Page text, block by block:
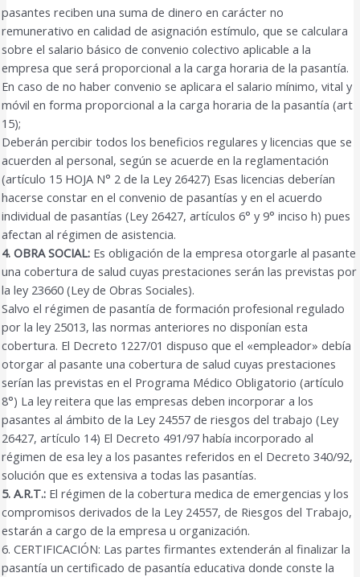
pasantes reciben una suma de dinero en carácter no
remunerativo en calidad de asignación estímulo, que se calculara
sobre el salario básico de convenio colectivo aplicable a la
empresa que será proporcional a la carga horaria de la pasantía.
En caso de no haber convenio se aplicara el salario mínimo, vital y
móvil en forma proporcional a la carga horaria de la pasantía (art
15);
Deberán percibir todos los beneficios regulares y licencias que se
acuerden al personal, según se acuerde en la reglamentación
(artículo 15 HOJA N° 2 de la Ley 26427) Esas licencias deberían
hacerse constar en el convenio de pasantías y en el acuerdo
individual de pasantías (Ley 26427, artículos 6° y 9° inciso h) pues
afectan al régimen de asistencia.
4. OBRA SOCIAL: Es obligación de la empresa otorgarle al pasante
una cobertura de salud cuyas prestaciones serán las previstas por
la ley 23660 (Ley de Obras Sociales).
Salvo el régimen de pasantía de formación profesional regulado
por la ley 25013, las normas anteriores no disponían esta
cobertura. El Decreto 1227/01 dispuso que el «empleador» debía
otorgar al pasante una cobertura de salud cuyas prestaciones
serían las previstas en el Programa Médico Obligatorio (artículo
8°) La ley reitera que las empresas deben incorporar a los
pasantes al ámbito de la Ley 24557 de riesgos del trabajo (Ley
26427, artículo 14) El Decreto 491/97 había incorporado al
régimen de esa ley a los pasantes referidos en el Decreto 340/92,
solución que es extensiva a todas las pasantías.
5. A.R.T.: El régimen de la cobertura medica de emergencias y los
compromisos derivados de la Ley 24557, de Riesgos del Trabajo,
estarán a cargo de la empresa u organización.
6. CERTIFICACIÓN: Las partes firmantes extenderán al finalizar la
pasantía un certificado de pasantía educativa donde conste la